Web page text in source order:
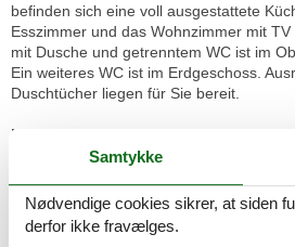
befinden sich eine voll ausgestattete
Esszimmer und das Wohnzimmer mit
mit Dusche und getrenntem WC ist im
Ein weiteres WC ist im Erdgeschoss.
Duschtücher liegen für Sie bereit.
Modernes Ambiente in historischem
Platz für 6 Personen (und 2 Kinder). In
Boxspringbett - Zweites DZ im
Dachgeschoss mit Schräge. Im
kleinen Alkoven mit einem Stockbett für
Samtykke
Nødvendige cookies sikrer, at siden
derfor ikke fravælges.